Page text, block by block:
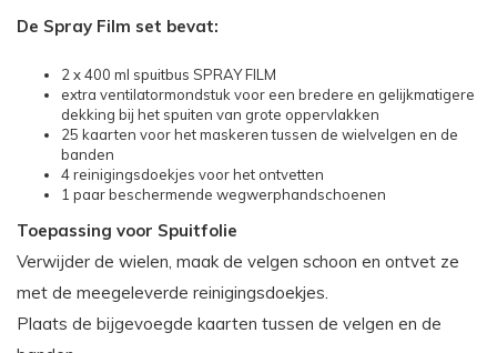
De Spray Film set bevat:
2 x 400 ml spuitbus SPRAY FILM
extra ventilatormondstuk voor een bredere en gelijkmatigere
dekking bij het spuiten van grote oppervlakken
25 kaarten voor het maskeren tussen de wielvelgen en de
banden
4 reinigingsdoekjes voor het ontvetten
1 paar beschermende wegwerphandschoenen
Toepassing voor Spuitfolie
Verwijder de wielen, maak de velgen schoon en ontvet ze
met de meegeleverde reinigingsdoekjes.
Plaats de bijgevoegde kaarten tussen de velgen en de